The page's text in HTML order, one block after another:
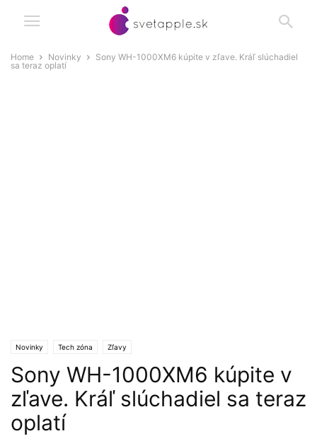
Home Novinky
Sony WH-1000XM6 kúpite v zľave. Kráľ slúchadiel
sa teraz oplatí
Novinky Tech zóna Zľavy
Sony WH-1000XM6 kúpite v
zľave. Kráľ slúchadiel sa teraz
oplatí